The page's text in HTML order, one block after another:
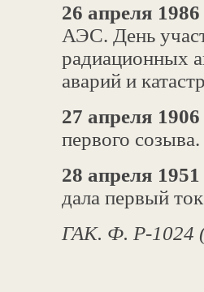
26 апреля 1986
АЭС. День
радиационных
аварий и
27 апреля 1906
первого
28 апреля 1951
дала первый
ГАК. Ф. Р-1024